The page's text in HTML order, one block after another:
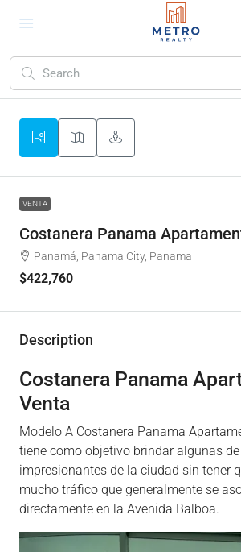
VENTA
Costanera Panama
Panamá, Panama City, Panama
$422,760
Description
Costanera Panama
Venta
Modelo A Costanera Panama
tiene como objetivo brindar algunas
impresionantes de la ciudad sin tener
mucho tráfico que generalmente se
directamente en la Avenida Balboa.